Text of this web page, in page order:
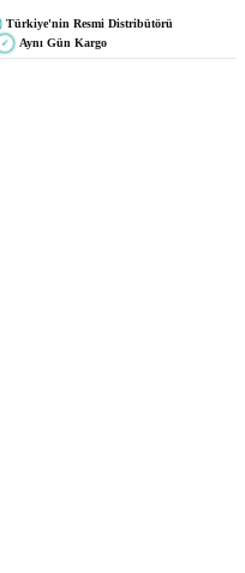
Türkiye'nin Resmi Distribütörü
✓ Aynı Gün Kargo